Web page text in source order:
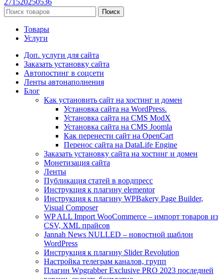
Поиск
Товары
Услуги
Доп. услуги для сайта
Заказать установку сайта
Автопостинг в соцсети
Ленты автонаполнения
Блог
Как установить сайт на хостинг и домен
Установка сайта на WordPress.
Установка сайта на CMS ModX
Установка сайта на CMS Joomla
Как перенести сайт на OpenCart
Перенос сайта на DataLife Engine
Заказать установку сайта на хостинг и домен
Монетизация сайта
Ленты
Публикация статей в вордпресс
Инструкция к плагину elementor
Инструкция к плагину WPBakery Page Builder,
Visual Composer
WP ALL Import WooCommerce – импорт товаров из
CSV, XML прайсов
Jannah News NULLED – новостной шаблон
WordPress
Инструкция к плагину Slider Revolution
Настройка телеграм каналов, групп
Плагин Wpgrabber Exclusive PRO 2023 последней